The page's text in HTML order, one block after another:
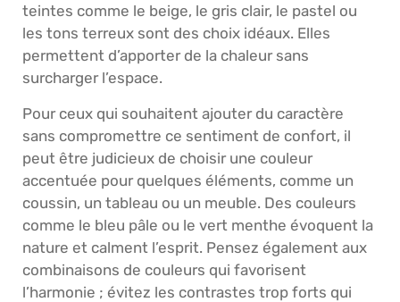
teintes comme le beige, le gris clair, le pastel ou
les tons terreux sont des choix idéaux. Elles
permettent d’apporter de la chaleur sans
surcharger l’espace.
Pour ceux qui souhaitent ajouter du caractère
sans compromettre ce sentiment de confort, il
peut être judicieux de choisir une couleur
accentuée pour quelques éléments, comme un
coussin, un tableau ou un meuble. Des couleurs
comme le bleu pâle ou le vert menthe évoquent la
nature et calment l’esprit. Pensez également aux
combinaisons de couleurs qui favorisent
l’harmonie ; évitez les contrastes trop forts qui